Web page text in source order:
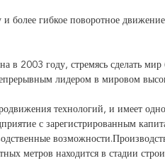
более гибкое поворотное
2003 году, стремясь сделать мир
лидером в мировом
технологий, и имеет
с зарегистрированным
метров находится в стадии